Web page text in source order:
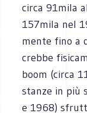
circa 91mila
157mila nel
mente fino a
crebbe
boom (circa
stanze in più
e 1968)